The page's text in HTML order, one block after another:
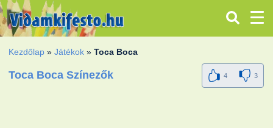
Kezdőlap »Játékok »Toca Boca
Toca Boca Színezők 4 3